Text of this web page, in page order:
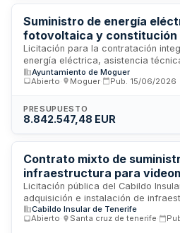
aprovechamiento compartido de
interconexión con la red eléctrica
Suministro de energía
fotovoltaica y constitución
energética - Ayuntamiento
Licitación para la contratación
energía eléctrica, asistencia
proyecto de ejecución, instalación
asesoramiento en la creación de
infraestructura energética
fomentar la transición hacia
proyecto fotovoltaico como el
administrativo y legal para
comunitaria de aprovechamiento
Ayuntamiento de Moguer
Abierto
Moguer Pub. 15/06/2026
PRESUPUESTO
8.842.547,48 EUR
Contrato mixto de
infraestructura para
Estadio Heliodoro
Licitación pública del Cabildo
adquisición e instalación de
soportar videomarcadores en el
López de Santa Cruz de Tenerife.
Cabildo Insular de Tenerife
Abierto
Santa cruz de tenerife